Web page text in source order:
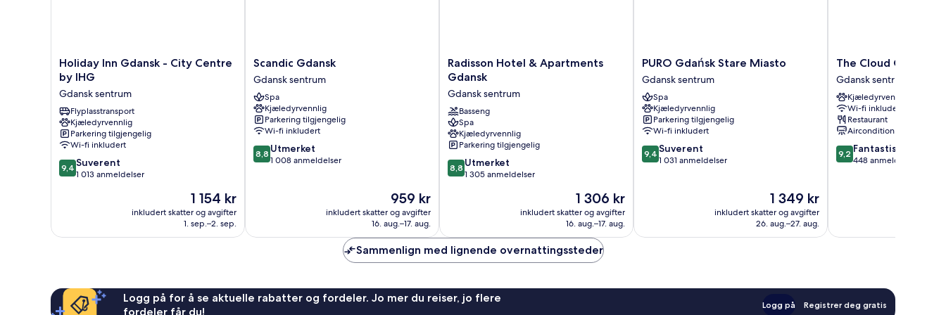
Holiday
Inn
Gdansk
-
City
Centre
by
IHG
Gdansk
sentrum
Holiday Inn Gdansk - City Centre
by IHG
Gdansk sentrum
Flyplasstransport
Kjæledyrvennlig
Parkering tilgjengelig
Wi-fi inkludert
9.4
av
9,4 Suverent
1 013 anmeldelser
Prisen
er
1 154 kr
1 154 kr
inkludert skatter og avgifter
1. sep.–2. sep.
Scandic
Gdansk
Gdansk
sentrum
Scandic Gdansk
Gdansk sentrum
Spa
Kjæledyrvennlig
Parkering tilgjengelig
Wi-fi inkludert
8.8
av
8,8 Utmerket
1 008 anmeldelser
Prisen
er
959 kr
959 kr
inkludert skatter og avgifter
16. aug.–17. aug.
Radisson
Hotel
Apartments
Gdansk
Gdansk
sentrum
Radisson Hotel & Apartments
Gdansk
Gdansk sentrum
Basseng
Spa
Kjæledyrvennlig
Parkering tilgjengelig
8.8
av
8,8 Utmerket
1 305 anmeldelser
Prisen
er
1 306 kr
1 306 kr
inkludert skatter og avgifter
16. aug.–17. aug.
PURO
Gdańsk
Stare
Miasto
Gdansk
sentrum
PURO Gdańsk Stare Miasto
Gdansk sentrum
Spa
Kjæledyrvennlig
Parkering tilgjengelig
Wi-fi inkludert
9.4
av
9,4 Suverent
1 031 anmeldelser
Prisen
er
1 349 kr
1 349 kr
inkludert skatter og avgifter
26. aug.–27. aug.
The
Cloud
One
Gdansk
Gdansk
sentrum
The Cloud One
Gdansk sentrum
Kjæledyrvennlig
Wi-fi inkludert
Restaurant
Aircondition
9.2
av
9,2 Fantastisk
448 anmeldelser
Sammenlign med lignende overnattingssteder
Logg på for å se aktuelle rabatter og fordeler. Jo mer du reiser, jo flere
fordeler får du!
Logg på Registrer deg gratis